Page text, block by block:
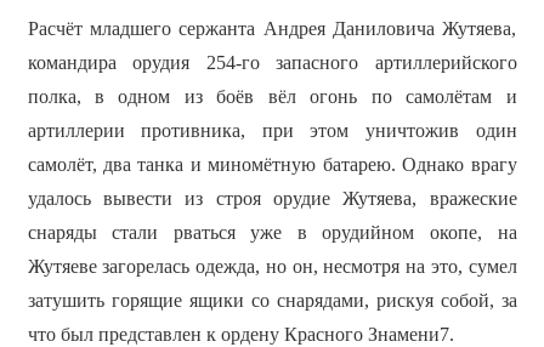
Расчёт младшего сержанта Андрея Даниловича Жутяева,
командира орудия 254-го запасного артиллерийского
полка, в одном из боёв вёл огонь по самолётам и
артиллерии противника, при этом уничтожив один
самолёт, два танка и миномётную батарею. Однако врагу
удалось вывести из строя орудие Жутяева, вражеские
снаряды стали рваться уже в орудийном окопе, на
Жутяеве загорелась одежда, но он, несмотря на это, сумел
затушить горящие ящики со снарядами, рискуя собой, за
что был представлен к ордену Красного Знамени7.